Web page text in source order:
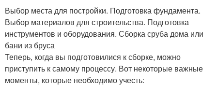
Выбор места для постройки. Подготовка фундамента.
Выбор материалов для строительства. Подготовка
инструментов и оборудования. Сборка сруба дома или
бани из бруса
Теперь, когда вы подготовилися к сборке, можно
приступить к самому процессу. Вот некоторые важные
моменты, которые необходимо учесть: